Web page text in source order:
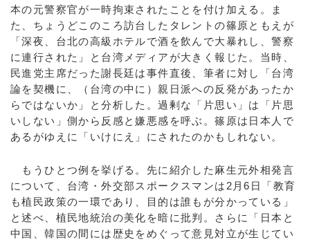
本の元警察官が一時拘束されたことを付け加える。ま
た、ちょうどこのころ訪台したタレントの篠原ともえが
「深夜、台北の高級ホテルで酒を飲んで大暴れし、警察
に連行された」と台湾メディアが大きく報じた。当時、
民進党主席だった謝長廷は事件直後、筆者に対し「台湾
論を契機に、（台湾の中に）親日派への反発があったか
らではないか」と分析した。過剰な「片思い」は「片思
いしない」側から反感と嫌悪感を呼ぶ。篠原は日本人で
あるがゆえに「いけにえ」にされたのかもしれない。
もうひとつ例を挙げる。先に紹介した麻生元外相発言
について、台湾・外交部スポークスマンは2月6日「教育
も植民政策の一環であり、目的は誰もが分かっている」
と述べ、植民地統治の美化を暗に批判。さらに「日本と
中国、韓国の間には歴史をめぐって意見対立が生じてい